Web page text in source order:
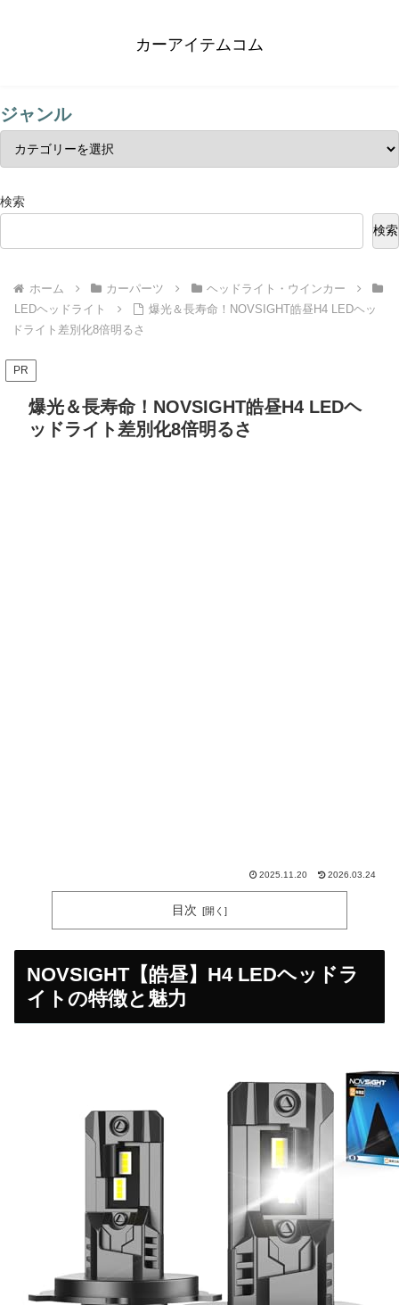
カーアイテムコム
ジャンル
検索
検索
ホーム カーパーツ
ヘッドライト・ウインカー
LEDヘッドライト
爆光＆長寿命！NOVSIGHT皓昼H4 LEDヘッ
ドライト差別化8倍明るさ
PR
爆光＆長寿命！NOVSIGHT皓昼H4 LEDヘ
ッドライト差別化8倍明るさ
2025.11.20 2026.03.24
目次
NOVSIGHT【皓昼】H4 LEDヘッドラ
イトの特徴と魅力